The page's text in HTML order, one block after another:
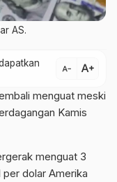
AS.
text_decrease text_increase
menguat meski
Kamis
menguat 3
per dolar Amerika